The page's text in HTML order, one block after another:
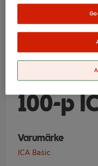
100-p
Varumärke
ICA Basic
Välj